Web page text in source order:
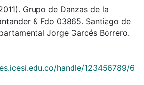
Grupo de Danzas de la
& Fdo 03865. Santiago de
Jorge Garcés Borrero.
handle/123456789/6